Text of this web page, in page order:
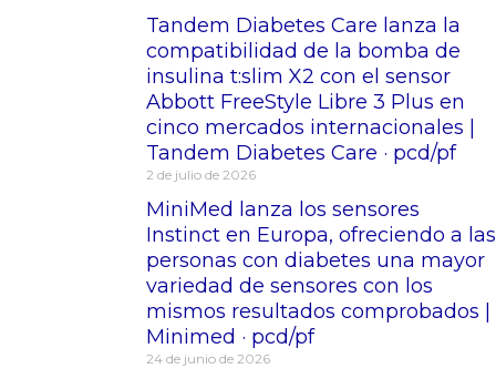
Tandem Diabetes Care lanza la
compatibilidad de la bomba de
insulina t:slim X2 con el sensor
Abbott FreeStyle Libre 3 Plus en
cinco mercados internacionales |
Tandem Diabetes Care · pcd/pf
2 de julio de 2026
MiniMed lanza los sensores
Instinct en Europa, ofreciendo a las
personas con diabetes una mayor
variedad de sensores con los
mismos resultados comprobados |
Minimed · pcd/pf
24 de junio de 2026